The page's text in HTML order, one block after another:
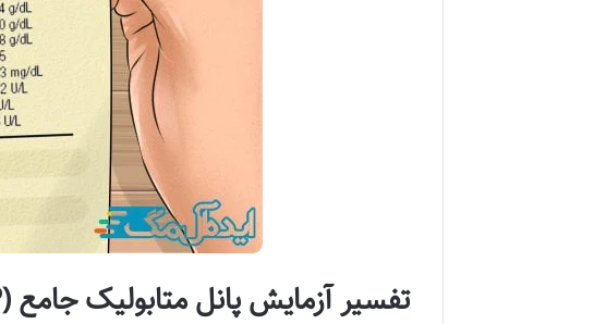
تفسیر آزمایش پانل متابولیک جامع (CMP)